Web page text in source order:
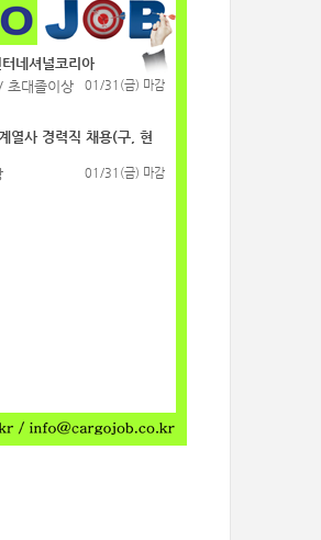
네셔널코리아
초대졸이상
01/31(금) 마감
열사 경력직 채용(구, 현
01/31(금) 마감